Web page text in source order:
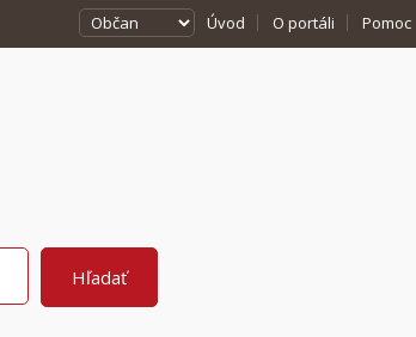
Úvod O portáli Pomoc